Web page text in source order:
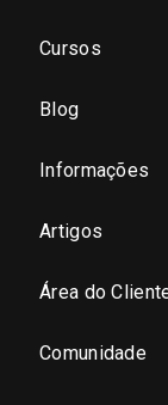
Cursos
Blog
Informações
Artigos
Área do
Comunidade